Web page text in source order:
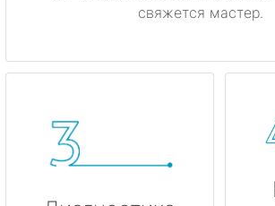
свяжется мастер.